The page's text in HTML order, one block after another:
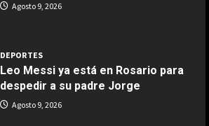
Buñuelos de alcachofas
COCINA
Ternera guisada con senderuelas
Agosto 9, 2026
DEPORTES
Leo Messi ya está en Rosario para
despedir a su padre Jorge
Agosto 9, 2026